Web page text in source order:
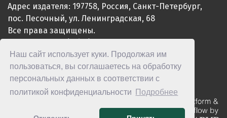
Наш сайт использует куки. Продолжая им
пользоваться, вы соглашаетесь на обработку
персональных данных в соответствии с
политикой конфиденциальности
Подробнее
Адрес издателя: 197758, Россия, Санкт-Петербург,
пос. Песочный, ул. Ленинградская, 68
Все права защищены.
ISSN 2949-4915 (Online)